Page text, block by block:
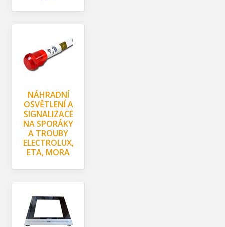
NÁHRADNÍ
OSVĚTLENÍ A
SIGNALIZACE
NA SPORÁKY
A TROUBY
ELECTROLUX,
ETA, MORA